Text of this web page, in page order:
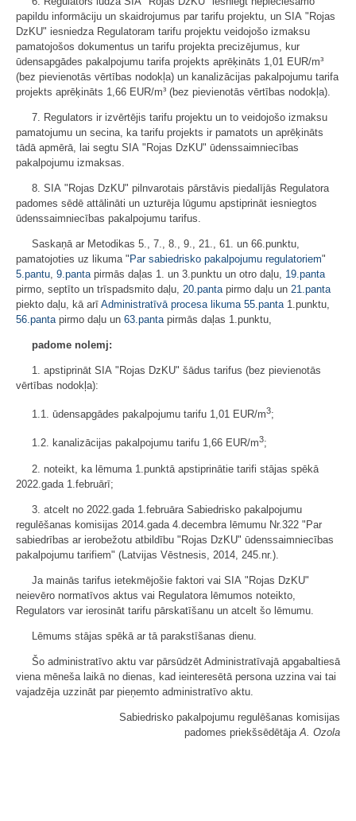
papildu informāciju un skaidrojumus par tarifu projektu, un SIA "Rojas
DzKU" iesniedza Regulatoram tarifu projektu veidojošo izmaksu
pamatojošos dokumentus un tarifu projekta precizējumus, kur
ūdensapgādes pakalpojumu tarifa projekts aprēķināts 1,01 EUR/m³
(bez pievienotās vērtības nodokļa) un kanalizācijas pakalpojumu tarifa
projekts aprēķināts 1,66 EUR/m³ (bez pievienotās vērtības nodokļa).
7. Regulators ir izvērtējis tarifu projektu un to veidojošo izmaksu
pamatojumu un secina, ka tarifu projekts ir pamatots un aprēķināts
tādā apmērā, lai segtu SIA "Rojas DzKU" ūdenssaimniecības
pakalpojumu izmaksas.
8. SIA "Rojas DzKU" pilnvarotais pārstāvis piedalījās Regulatora
padomes sēdē attālināti un uzturēja lūgumu apstiprināt iesniegtos
ūdenssaimniecības pakalpojumu tarifus.
Saskaņā ar Metodikas 5., 7., 8., 9., 21., 61. un 66.punktu,
pamatojoties uz likuma " Par sabiedrisko pakalpojumu regulatoriem"
5.pantu, 9.pantapirmās daļas 1. un 3.punktu un otro daļu, 19.panta
pirmo, septīto un trīspadsmito daļu, 20.pantapirmo daļu un 21.panta
piekto daļu, kā arī Administratīvā procesa likuma 55.panta1.punktu,
56.pantapirmo daļu un 63.pantapirmās daļas 1.punktu,
padome nolemj:
1. apstiprināt SIA "Rojas DzKU" šādus tarifus (bez pievienotās
vērtības nodokļa):
1.1. ūdensapgādes pakalpojumu tarifu 1,01 EUR/m3;
1.2. kanalizācijas pakalpojumu tarifu 1,66 EUR/m3;
2. noteikt, ka lēmuma 1.punktā apstiprinātie tarifi stājas spēkā
2022.gada 1.februārī;
3. atcelt no 2022.gada 1.februāra Sabiedrisko pakalpojumu
regulēšanas komisijas 2014.gada 4.decembra lēmumu Nr.322 "Par
sabiedrības ar ierobežotu atbildību "Rojas DzKU" ūdenssaimniecības
pakalpojumu tarifiem" (Latvijas Vēstnesis, 2014, 245.nr.).
Ja mainās tarifus ietekmējošie faktori vai SIA "Rojas DzKU"
neievēro normatīvos aktus vai Regulatora lēmumos noteikto,
Regulators var ierosināt tarifu pārskatīšanu un atcelt šo lēmumu.
Lēmums stājas spēkā ar tā parakstīšanas dienu.
Šo administratīvo aktu var pārsūdzēt Administratīvajā apgabaltiesā
viena mēneša laikā no dienas, kad ieinteresētā persona uzzina vai tai
vajadzēja uzzināt par pieņemto administratīvo aktu.
Sabiedrisko pakalpojumu regulēšanas komisijas
padomes priekšsēdētāja A. Ozola